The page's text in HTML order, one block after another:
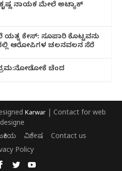
ನಾಯಕ ಮೇಲೆ ಅಟ್ಯಾಕ್
ಯತ್ನ ಕೇಸ್: ಸೂಪಾರಿ ಕೊಟ್ಟವನು
ಆರೋಪಿಗಳ ಚಲನವಲನ ಸೆರೆ
ಚೆಂದ
Karwar | Contact for web
designe
ವಿಶೇಷ
Contact us
Policy